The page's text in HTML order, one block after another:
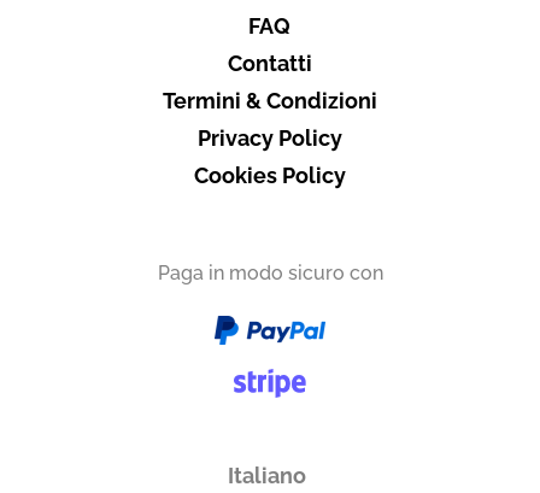
FAQ
Contatti
Termini & Condizioni
Privacy Policy
Cookies Policy
Paga in modo sicuro con
Italiano